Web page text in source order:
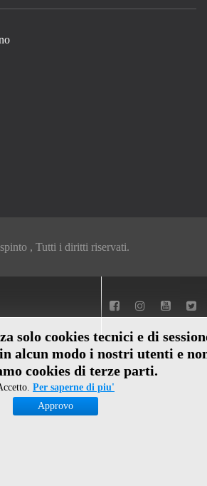
solo cookies tecnici e di
alcun modo i nostri utenti e
cookies di terze parti.
Per saperne di piu'
Approvo
, Tutti i diritti riservati.